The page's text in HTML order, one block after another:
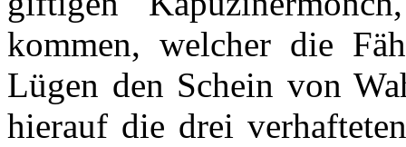
kommen, welcher die
Lügen den Schein von
hierauf die drei